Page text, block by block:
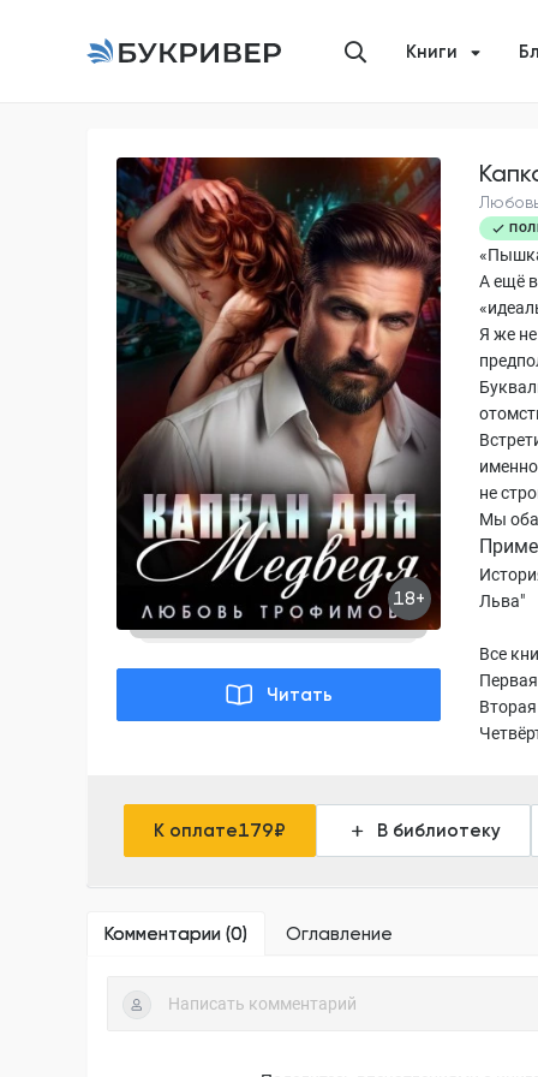
Книги
18+
Читать
А ещё
Я же
не
Мы оба
Льва"
Все
К оплате179₽ В библиотеку
Комментарии (0) Оглавление